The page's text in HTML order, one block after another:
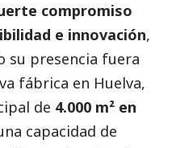
compromiso
e innovación,
su presencia fuera
fábrica en Huelva,
de 4.000 m² en
capacidad de